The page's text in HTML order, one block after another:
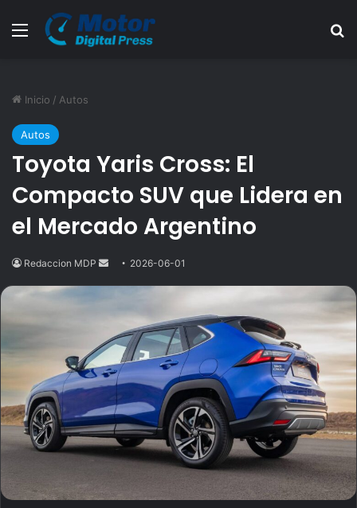
Menú
Inicio / Autos
Autos
Toyota Yaris Cross: El
Compacto SUV que Lidera en
el Mercado Argentino
Redaccion MDP
Send2026-06-01